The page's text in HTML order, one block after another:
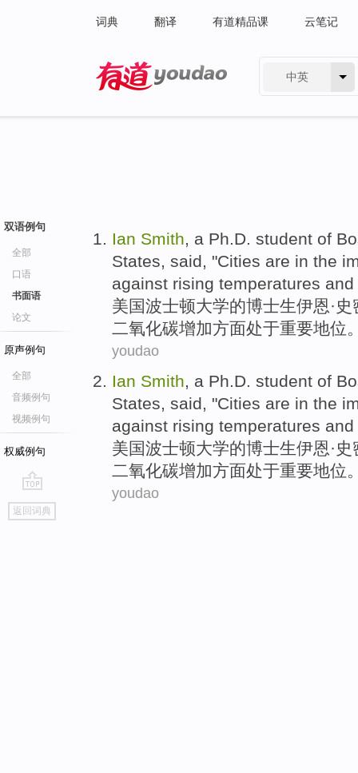
词典 翻译 有道精品课 云笔记
中英
双语例句
全部
口语
书面语
论文
原声例句
全部
音频例句
视频例句
权威例句
go
top
返回词典
Ian Smith, a Ph.D. student of
States, said, "Cities are in the
against rising temperatures and
美国波士顿大学的博士生伊恩· 史
二氧化碳增加方面处于重要地位
youdao
Ian Smith, a Ph.D. student of
States, said, "Cities are in the
against rising temperatures and
美国波士顿大学的博士生伊恩· 史
二氧化碳增加方面处于重要地位
youdao